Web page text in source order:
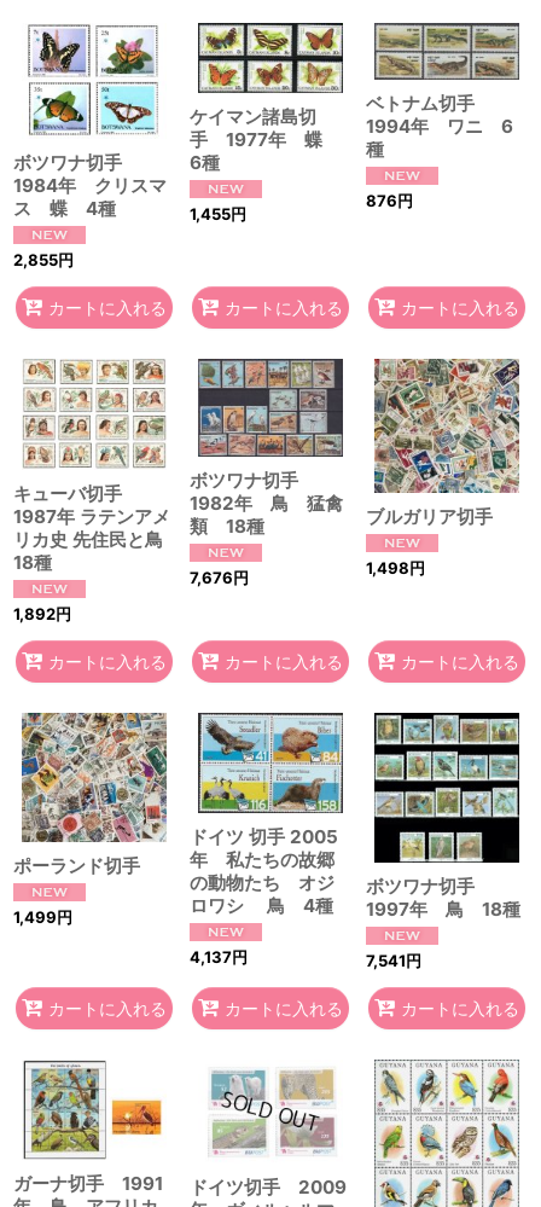
ボツワナ切手
1984年 クリスマ
ス 蝶 4種
2,855円
カートに入れる
ケイマン諸島切
手 1977年 蝶
6種
1,455円
カートに入れる
ベトナム切手
1994年 ワニ 6
種
876円
カートに入れる
キューバ切手
1987年 ラテンアメ
リカ史 先住民と鳥
18種
1,892円
カートに入れる
ボツワナ切手
1982年 鳥 猛禽
類 18種
7,676円
カートに入れる
ブルガリア切手
1,498円
カートに入れる
ポーランド切手
1,499円
カートに入れる
ドイツ 切手 2005
年 私たちの故郷
の動物たち オジ
ロワシ 鳥 4種
4,137円
カートに入れる
ボツワナ切手
1997年 鳥 18種
7,541円
カートに入れる
ガーナ切手 1991
ドイツ切手 2009